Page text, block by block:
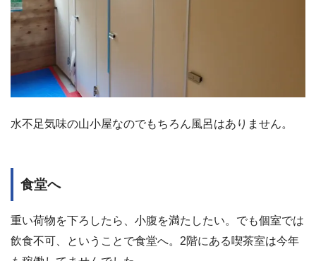
水不足気味の山小屋なのでもちろん風呂はありません。
食堂へ
重い荷物を下ろしたら、小腹を満たしたい。でも個室では
飲食不可、ということで食堂へ。2階にある喫茶室は今年